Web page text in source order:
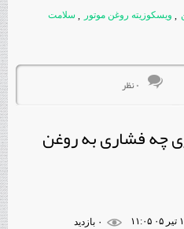
ويسكوزيته روغن موتور
سلامت
۰ نظر
چه فشاری به روغن